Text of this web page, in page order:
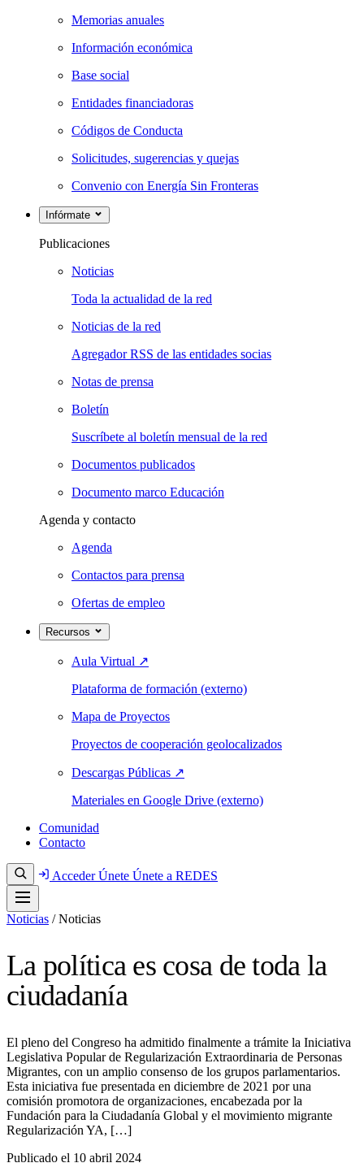
Memorias anuales
Información económica
Base social
Entidades financiadoras
Códigos de Conducta
Solicitudes, sugerencias y quejas
Convenio con Energía Sin Fronteras
Infórmate
Publicaciones
Noticias
Toda la actualidad de la red
Noticias de la red
Agregador RSS de las entidades socias
Notas de prensa
Boletín
Suscríbete al boletín mensual de la red
Documentos publicados
Documento marco Educación
Agenda y contacto
Agenda
Contactos para prensa
Ofertas de empleo
Recursos
Aula Virtual ↗
Plataforma de formación (externo)
Mapa de Proyectos
Proyectos de cooperación geolocalizados
Descargas Públicas ↗
Materiales en Google Drive (externo)
Comunidad
Contacto
AccederÚnete Únete a REDES
Noticias / Noticias
La política es cosa de toda la
ciudadanía
El pleno del Congreso ha admitido finalmente a trámite la Iniciativa
Legislativa Popular de Regularización Extraordinaria de Personas
Migrantes, con un amplio consenso de los grupos parlamentarios.
Esta iniciativa fue presentada en diciembre de 2021 por una
comisión promotora de organizaciones, encabezada por la
Fundación para la Ciudadanía Global y el movimiento migrante
Regularización YA, […]
Publicado el 10 abril 2024